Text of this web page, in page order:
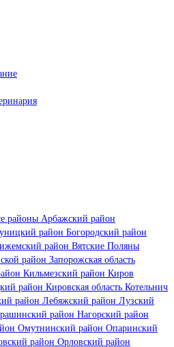
районы Арбажский район
район Богородский район
район Вятские Поляны
район Запорожская область
Кильмезский район Киров
район Кировская область Котельнич
район Лебяжский район Лузский
район Нагорский район
Омутнинский район Опаринский
район Орловский район